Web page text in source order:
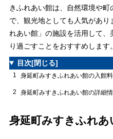
きふれあい館は、自然環境や
で、観光地としても人気があ
れあい館」の施設を活用して
り過ごすことをおすすめします。
目次[閉じる]
1 身延町みすきふれあい館の入館
2 身延町みすきふれあい館の詳細
身延町みすきふれあ